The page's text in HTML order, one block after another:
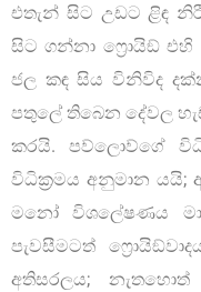
එතැන් සිට උඩට ළිඳ
සිට ගන්නා ෆ්‍රොයිඞ්
ජල කඳ සිය විනිවිද
පතුලේ තිබෙන දේවල
කරයි. පව්ලොව්ගේ
විධික්‍රමය අනුමාන
මනෝ විශලේෂණය
පැවසීමටත්
අතිසරලය;